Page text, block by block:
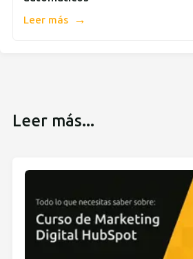
Leer más →
Leer más...